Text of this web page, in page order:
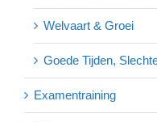
Welvaart & Groei
Goede Tijden,
Examentraining